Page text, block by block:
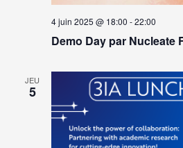
Demo Day par Nucleate
4 juin 2025 @ 18:00 -22:00
JEU
5